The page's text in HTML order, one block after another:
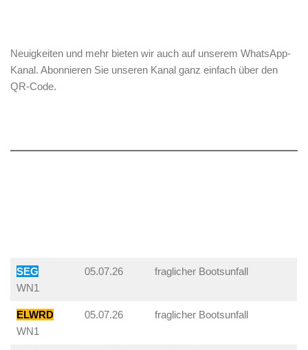
Neuigkeiten und mehr bieten wir auch auf unserem WhatsApp-
Kanal. Abonnieren Sie unseren Kanal ganz einfach über den
QR-Code.
SEG
WN1
05.07.26 fraglicher Bootsunfall
ELWRD
WN1
05.07.26 fraglicher Bootsunfall